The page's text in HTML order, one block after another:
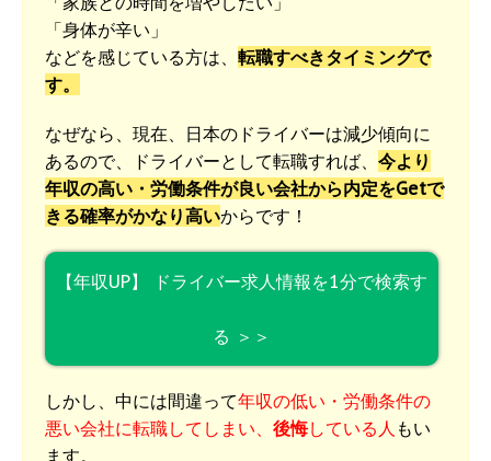
「身体が辛い」
などを感じている方は、 転職すべきタイミングで
す。
なぜなら、現在、日本のドライバーは減少傾向に
あるので、ドライバーとして転職すれば、 今より
年収の高い・労働条件が良い会社から内定をGetで
きる確率がかなり高いからです！
【年収UP】 ドライバー求人情報を1分で検索す
る ＞＞
しかし、中には間違って年収の低い・労働条件の
悪い会社に転職してしまい、 後悔している人 もい
ます。